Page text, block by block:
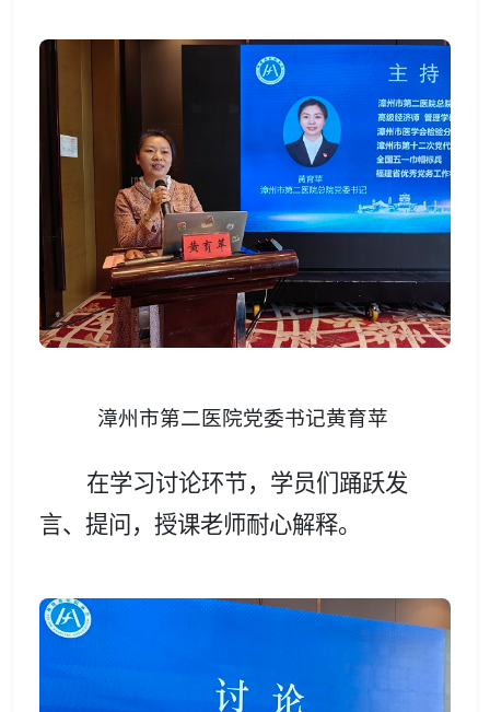
漳州市第二医院党委书记黄育苹
在学习讨论环节，学员们踊跃发
言、提问，授课老师耐心解释。